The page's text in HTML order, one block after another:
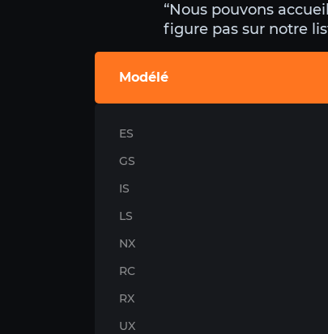
“Nous pouvons
figure pas sur notre
Modélé
ES
GS
IS
LS
NX
RC
RX
UX